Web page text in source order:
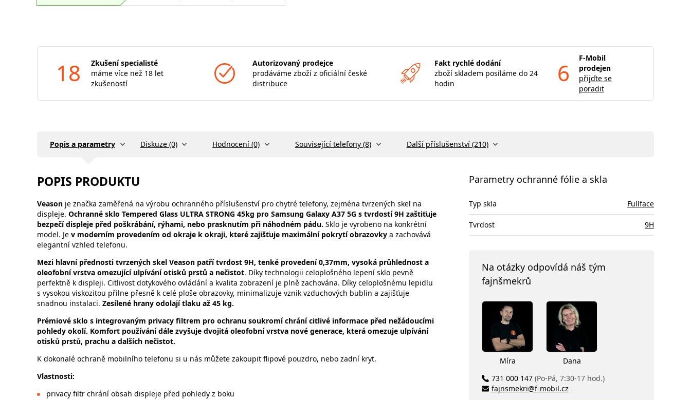
18
Zkušení specialisté
máme více než 18 let
zkušeností
Autorizovaný prodejce
prodáváme zboží z oficiální české
distribuce
Fakt rychlé dodání
zboží skladem posíláme do 24
hodin
6
F-Mobil
prodejen
přijďte se
poradit
Popis a parametry Diskuze (0) Hodnocení (0) Související telefony (8) Další příslušenství (210)
POPIS PRODUKTU
Veason je značka zaměřená na výrobu ochranného příslušenství pro chytré telefony, zejména tvrzených skel na
displeje. Ochranné sklo Tempered Glass ULTRA STRONG 45kg pro Samsung Galaxy A37 5G s tvrdostí 9H zaštiťuje
bezpečí displeje před poškrábání, rýhami, nebo prasknutím při náhodném pádu. Sklo je vyrobeno na konkrétní
model. Je v moderním provedením od okraje k okraji, které zajišťuje maximální pokrytí obrazovky a zachovává
elegantní vzhled telefonu.
Mezi hlavní přednosti tvrzených skel Veason patří tvrdost 9H, tenké provedení 0,37mm, vysoká průhlednost a
oleofobní vrstva omezující ulpívání otisků prstů a nečistot. Díky technologii celoplošného lepení sklo pevně
perfektně k displeji. Citlivost dotykového ovládání a kvalita zobrazení je plně zachována. Díky celoplošnému lepidlu
s vysokou viskozitou přilne přesně k celé ploše obrazovky, minimalizuje vznik vzduchových bublin a zajišťuje
snadnou instalaci. Zesílené hrany odolají tlaku až 45 kg.
Prémiové sklo s integrovaným privacy filtrem pro ochranu soukromí chrání citlivé informace před nežádoucími
pohledy okolí. Komfort používání dále zvyšuje dvojitá oleofobní vrstva nové generace, která omezuje ulpívání
otisků prstů, prachu a dalších nečistot.
K dokonalé ochraně mobilního telefonu si u nás můžete zakoupit flipové pouzdro, nebo zadní kryt.
Vlastnosti:
privacy filtr chrání obsah displeje před pohledy z boku
Parametry ochranné fólie a skla
Typ skla Fullface
Tvrdost 9H
Na otázky odpovídá náš tým
fajnšmekrů
Míra
Dana
731 000 147 (Po-Pá, 7:30-17 hod.)
fajnsmekri@f-mobil.cz